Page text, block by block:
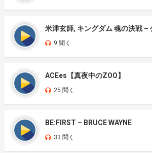
米津玄師, キングダム 魂の決戦 –
9 聞く
ACEes【真夜中のZOO】
25 聞く
BE:FIRST – BRUCE WAYNE
33 聞く